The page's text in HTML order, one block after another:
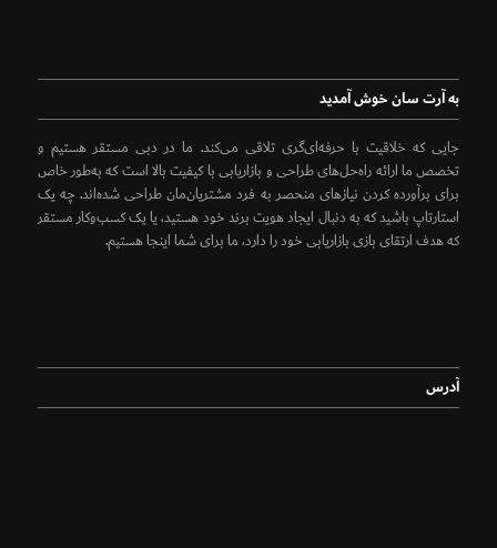
به آرت سان خوش آمدید
جایی که خلاقیت با حرفه‌ای‌گری تلاقی می‌کند. ما در دبی مستقر هستیم و
تخصص ما ارائه راه‌حل‌های طراحی و بازاریابی با کیفیت بالا است که به‌طور خاص
برای برآورده کردن نیازهای منحصر به فرد مشتریان‌مان طراحی شده‌اند. چه یک
استارتاپ باشید که به دنبال ایجاد هویت برند خود هستید، یا یک کسب‌وکار مستقر
که هدف ارتقای بازی بازاریابی خود را دارد، ما برای شما اینجا هستیم.
آدرس